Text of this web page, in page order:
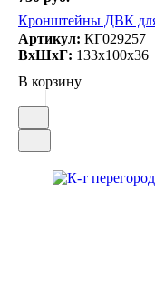
Кронштейны ДВК
Артикул: КГ029257
ВxШxГ: 133x100x36
В корзину